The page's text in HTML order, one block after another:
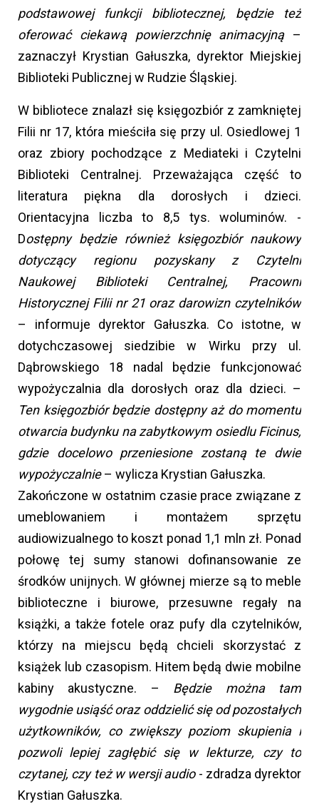
podstawowej funkcji bibliotecznej, będzie też
oferować ciekawą powierzchnię animacyjną –
zaznaczył Krystian Gałuszka, dyrektor Miejskiej
Biblioteki Publicznej w Rudzie Śląskiej.
W bibliotece znalazł się księgozbiór z zamkniętej
Filii nr 17, która mieściła się przy ul. Osiedlowej 1
oraz zbiory pochodzące z Mediateki i Czytelni
Biblioteki Centralnej. Przeważająca część to
literatura piękna dla dorosłych i dzieci.
Orientacyjna liczba to 8,5 tys. woluminów. -
Dostępny będzie również księgozbiór naukowy
dotyczący regionu pozyskany z Czytelni
Naukowej Biblioteki Centralnej, Pracowni
Historycznej Filii nr 21 oraz darowizn czytelników
– informuje dyrektor Gałuszka. Co istotne, w
dotychczasowej siedzibie w Wirku przy ul.
Dąbrowskiego 18 nadal będzie funkcjonować
wypożyczalnia dla dorosłych oraz dla dzieci. –
Ten księgozbiór będzie dostępny aż do momentu
otwarcia budynku na zabytkowym osiedlu Ficinus,
gdzie docelowo przeniesione zostaną te dwie
wypożyczalnie– wylicza Krystian Gałuszka.
Zakończone w ostatnim czasie prace związane z
umeblowaniem i montażem sprzętu
audiowizualnego to koszt ponad 1,1 mln zł. Ponad
połowę tej sumy stanowi dofinansowanie ze
środków unijnych. W głównej mierze są to meble
biblioteczne i biurowe, przesuwne regały na
książki, a także fotele oraz pufy dla czytelników,
którzy na miejscu będą chcieli skorzystać z
książek lub czasopism. Hitem będą dwie mobilne
kabiny akustyczne. – Będzie można tam
wygodnie usiąść oraz oddzielić się od pozostałych
użytkowników, co zwiększy poziom skupienia i
pozwoli lepiej zagłębić się w lekturze, czy to
czytanej, czy też w wersji audio- zdradza dyrektor
Krystian Gałuszka.